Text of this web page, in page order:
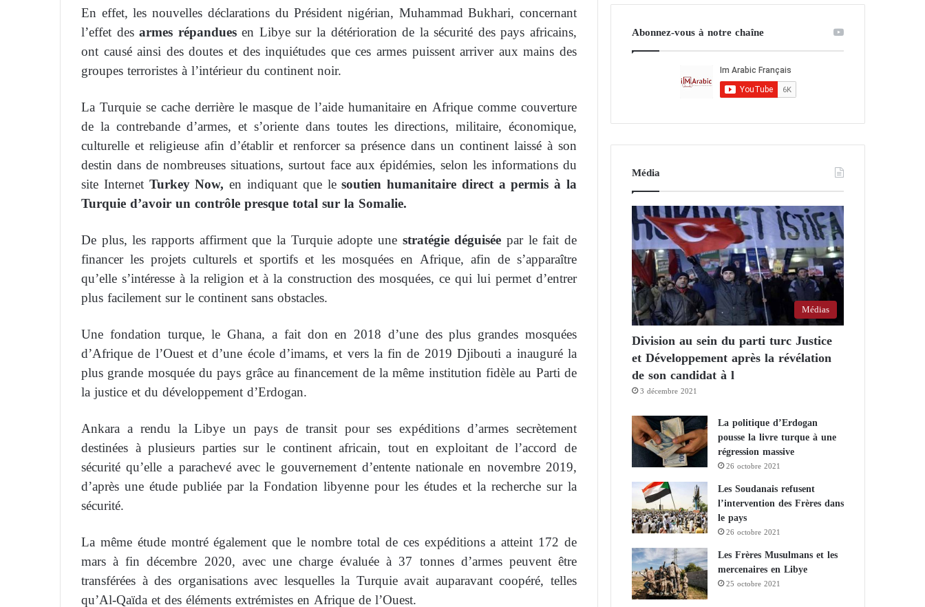
En effet, les nouvelles déclarations du Président nigérian, Muhammad Bukhari, concernant
l’effet desarmes répanduesen Libye sur la détérioration de la sécurité des pays africains,
ont causé ainsi des doutes et des inquiétudes que ces armes puissent arriver aux mains des
groupes terroristes à l’intérieur du continent noir.
La Turquie se cache derrière le masque de l’aide humanitaire en Afrique comme couverture
de la contrebande d’armes, et s’oriente dans toutes les directions, militaire, économique,
culturelle et religieuse afin d’établir et renforcer sa présence dans un continent laissé à son
destin dans de nombreuses situations, surtout face aux épidémies, selon les informations du
site Internet Turkey Now,en indiquant que lesoutien humanitaire direct a permis à la
Turquie d’avoir un contrôle presque total sur la Somalie.
De plus, les rapports affirment que la Turquie adopte une stratégie déguisée par le fait de
financer les projets culturels et sportifs et les mosquées en Afrique, afin de s’apparaître
qu’elle s’intéresse à la religion et à la construction des mosquées, ce qui lui permet d’entrer
plus facilement sur le continent sans obstacles.
Une fondation turque, le Ghana, a fait don en 2018 d’une des plus grandes mosquées
d’Afrique de l’Ouest et d’une école d’imams, et vers la fin de 2019 Djibouti a inauguré la
plus grande mosquée du pays grâce au financement de la même institution fidèle au Parti de
la justice et du développement d’Erdogan.
Ankara a rendu la Libye un pays de transit pour ses expéditions d’armes secrètement
destinées à plusieurs parties sur le continent africain, tout en exploitant de l’accord de
sécurité qu’elle a parachevé avec le gouvernement d’entente nationale en novembre 2019,
d’après une étude publiée par la Fondation libyenne pour les études et la recherche sur la
sécurité.
La même étude montré également que le nombre total de ces expéditions a atteint 172 de
mars à fin décembre 2020, avec une charge évaluée à 37 tonnes d’armes peuvent être
transférées à des organisations avec lesquelles la Turquie avait auparavant coopéré, telles
qu’Al-Qaïda et des éléments extrémistes en Afrique de l’Ouest.
Abonnez-vous à notre chaîne
Média
Médias
Division au sein du parti turc Justice
et Développement après la révélation
de son candidat à l
3 décembre 2021
La politique d’Erdogan
pousse la livre turque à une
régression massive
26 octobre 2021
Les Soudanais refusent
l’intervention des Frères dans
le pays
26 octobre 2021
Les Frères Musulmans et les
mercenaires en Libye
25 octobre 2021